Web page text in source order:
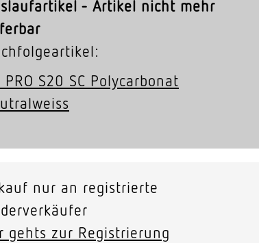
- Artikel nicht mehr
PRO S20 SC Poly­car­bonat
nur an registrierte
gehts zur Registrierung